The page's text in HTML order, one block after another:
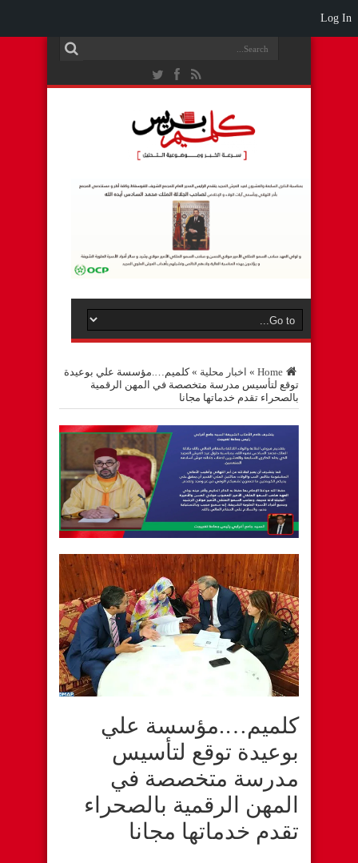
Home
» اخبار محلية »كلميم….مؤسسة علي بوعيدة
توقع لتأسيس مدرسة متخصصة في المهن الرقمية
بالصحراء تقدم خدماتها مجانا
كلميم….مؤسسة علي
بوعيدة توقع لتأسيس
مدرسة متخصصة في
المهن الرقمية بالصحراء
تقدم خدماتها مجانا
Log In